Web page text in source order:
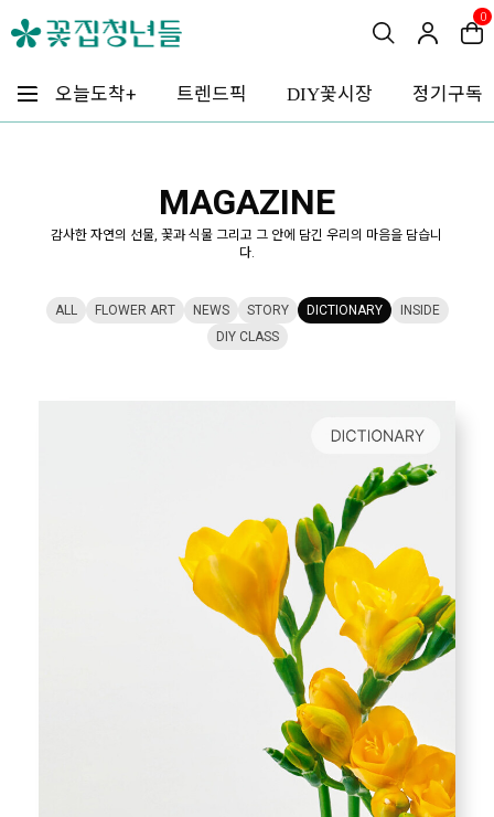
0
오늘도착+ 트렌드픽 DIY꽃시장 정기구독
MAGAZINE
감사한 자연의 선물, 꽃과 식물 그리고 그 안에 담긴 우리의 마음을 담습니
다.
ALL FLOWER ART NEWS STORY DICTIONARY
INSIDE
DIY CLASS